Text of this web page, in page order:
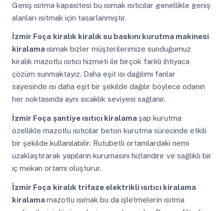
Geniş ısıtma kapasitesi bu ısımak ısıtıcılar genellikle geniş
alanları ısıtmak için tasarlanmıştır.
İzmir Foça kiralık kiralık su baskını kurutma makinesi
kiralamaısımak bizler müşterilerimize sunduğumuz
kiralık mazotlu ısıtıcı hizmeti ile birçok farklı ihtiyaca
çözüm sunmaktayız. Daha eşit ısı dağılımı fanlar
sayesinde ısı daha eşit bir şekilde dağılır böylece odanın
her noktasında aynı sıcaklık seviyesi sağlanır.
İzmir Foça şantiye ısıtıcı kiralama şap kurutma
özellikle mazotlu ısıtıcılar beton kurutma sürecinde etkili
bir şekilde kullanılabilir. Rutubetli ortamlardaki nemi
uzaklaştırarak yapıların kurumasını hızlandırır ve sağlıklı bir
iç mekan ortamı oluşturur.
İzmir Foça kiralık trifaze elektrikli ısıtıcı kiralama
kiralamamazotlu ısımak bu da işletmelerin ısıtma